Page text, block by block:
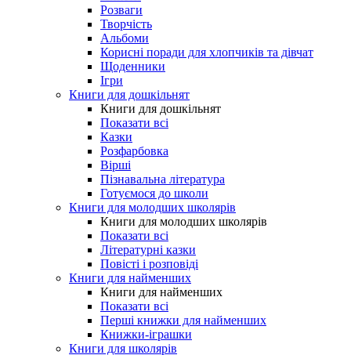
Розваги
Творчість
Альбоми
Корисні поради для хлопчиків та дівчат
Щоденники
Ігри
Книги для дошкільнят
Книги для дошкільнят
Показати всі
Казки
Розфарбовка
Вірші
Пізнавальна література
Готуємося до школи
Книги для молодших школярів
Книги для молодших школярів
Показати всі
Літературні казки
Повісті і розповіді
Книги для найменших
Книги для найменших
Показати всі
Перші книжки для найменших
Книжки-іграшки
Книги для школярів